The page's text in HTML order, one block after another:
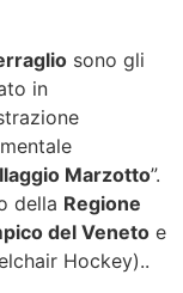
sono gli
in
Marzotto”.
della Regione
del Veneto e
Hockey)..